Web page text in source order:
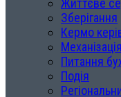
Життєве
Зберігання
Кермо
Питання
Подія